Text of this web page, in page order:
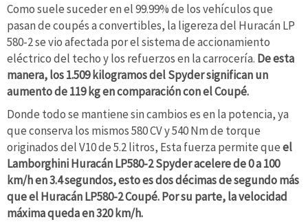
Como suele suceder en el 99.99% de los vehículos que
pasan de coupés a convertibles, la ligereza del Huracán LP
580-2 se vio afectada por el sistema de accionamiento
eléctrico del techo y los refuerzos en la carrocería. De esta
manera, los 1.509 kilogramos del Spyder significan un
aumento de 119 kg en comparación con el Coupé.
Donde todo se mantiene sin cambios es en la potencia, ya
que conserva los mismos 580 CV y 540 Nm de torque
originados del V10 de 5.2 litros, Esta fuerza permite queel
Lamborghini Huracán LP580-2 Spyder acelere de 0 a 100
km/h en 3.4 segundos, esto es dos décimas de segundo más
que el Huracán LP580-2 Coupé. Por su parte, la velocidad
máxima queda en 320 km/h.